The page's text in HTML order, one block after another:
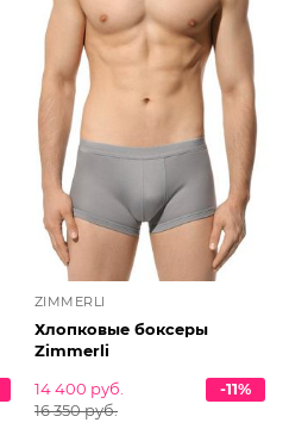
ZIMMERLI
Хлопковые боксеры
Zimmerli
14 400 руб.
16 350 руб.
-11%